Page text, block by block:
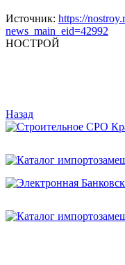
Источник: https://
news_main_eid=42992
НОСТРОЙ
Назад